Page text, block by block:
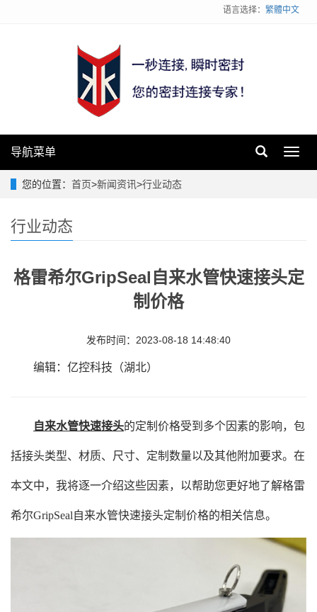
语言选择： 繁體中文
导航菜单
您的位置： 首页>新闻资讯>行业动态
行业动态
格雷希尔GripSeal自来水管快速接头定
制价格
发布时间：2023-08-18 14:48:40
编辑：亿控科技（湖北）
自来水管快速接头的定制价格受到多个因素的影响，包
括接头类型、材质、尺寸、定制数量以及其他附加要求。在
本文中，我将逐一介绍这些因素，以帮助您更好地了解格雷
希尔GripSeal自来水管快速接头定制价格的相关信息。